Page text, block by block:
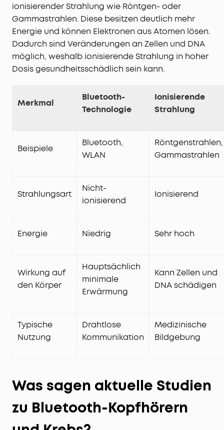
ionisierender Strahlung wie Röntgen- oder
Gammastrahlen. Diese besitzen deutlich mehr
Energie und können Elektronen aus Atomen lösen.
Dadurch sind Veränderungen an Zellen und DNA
möglich, weshalb ionisierende Strahlung in hoher
Dosis gesundheitsschädlich sein kann.
Merkmal
Bluetooth-
Technologie
Ionisierende
Strahlung
Beispiele
Bluetooth,
WLAN
Röntgenstrahlen,
Gammastrahlen
Strahlungsart
Nicht-
ionisierend
Ionisierend
Energie Niedrig Sehr hoch
Wirkung auf
den Körper
Hauptsächlich
minimale
Erwärmung
Kann Zellen und
DNA schädigen
Typische
Nutzung
Drahtlose
Kommunikation
Medizinische
Bildgebung
Was sagen aktuelle Studien
zu Bluetooth-Kopfhörern